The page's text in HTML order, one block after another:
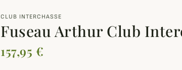
CLUB INTERCHASSE
Fuseau Arthur Club
157,95 €